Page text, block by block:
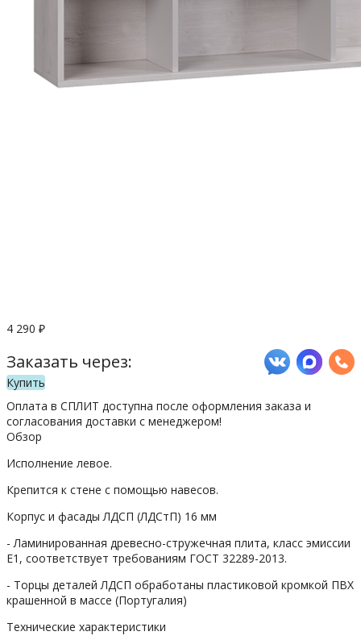
4 290 ₽
Заказать через:
Купить
Оплата в СПЛИТ доступна после оформления заказа и
согласования доставки с менеджером!
Обзор
Исполнение левое.
Крепится к стене с помощью навесов.
Корпус и фасады ЛДСП (ЛДСтП) 16 мм
- Ламинированная древесно-стружечная плита, класс эмиссии
Е1, соответствует требованиям ГОСТ 32289-2013.
- Торцы деталей ЛДСП обработаны пластиковой кромкой ПВХ
крашенной в массе (Португалия)
Технические характеристики